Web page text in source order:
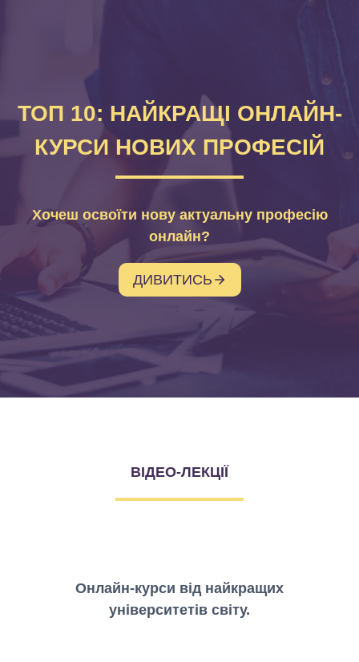
ТОП 10: НАЙКРАЩІ ОНЛАЙН-
КУРСИ НОВИХ ПРОФЕСІЙ
Хочеш освоїти нову актуальну професію
онлайн?
ДИВИТИСЬ
ВІДЕО-ЛЕКЦІЇ
Онлайн-курси від найкращих
університетів світу.